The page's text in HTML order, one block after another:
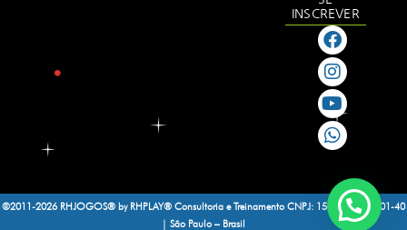
INSCREVER
©2011-2026 RHJOGOS® by RHPLAY® Consultoria e Treinamento CNPJ: 15.188.464/0001-40
| São Paulo – Brasil